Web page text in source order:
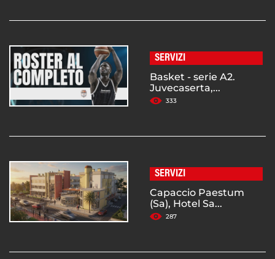
SERVIZI
Basket - serie A2.
Juvecaserta,...
333
SERVIZI
Capaccio Paestum
(Sa), Hotel Sa...
287